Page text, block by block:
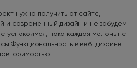
нужно получить от сайта,
и современный дизайн и не забудем
успокоимся, пока каждая мелочь не
в веб-дизайне